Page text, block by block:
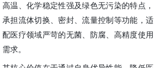
高温、化学稳定性强及绿色无污染的特点，
承担流体切换、密封、流量控制等功能，适
配医疗领域严苛的无菌、防腐、高精度使用
需求。
其核心价值在于通过自身优异性能，降低医